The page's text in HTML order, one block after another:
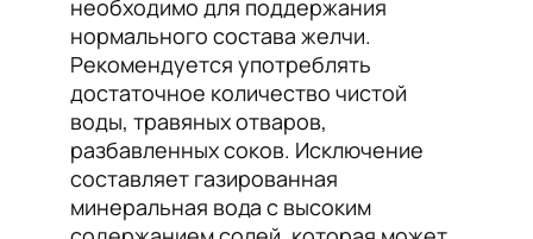
необходимо для поддержания
нормального состава желчи.
Рекомендуется употреблять
достаточное количество чистой
воды, травяных отваров,
разбавленных соков. Исключение
составляет газированная
минеральная вода с высоким